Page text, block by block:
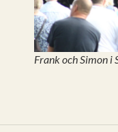
Frank och Simon